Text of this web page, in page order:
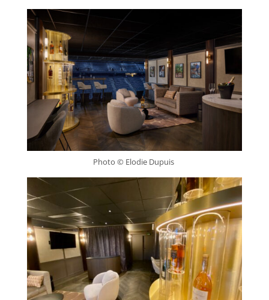
Photo © Elodie Dupuis